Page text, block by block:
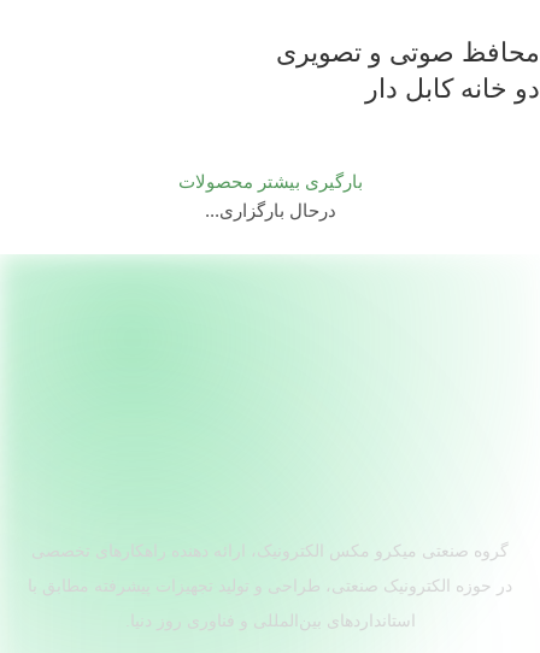
محافظ صوتی و تصویری
دو خانه کابل دار
بارگیری بیشتر محصولات
درحال بارگزاری...
گروه صنعتی میکرو مکس الکترونیک، ارائه دهنده راهکارهای تخصصی
در حوزه الکترونیک صنعتی، طراحی و تولید تجهیزات پیشرفته مطابق با
استانداردهای بین‌المللی و فناوری روز دنیا.